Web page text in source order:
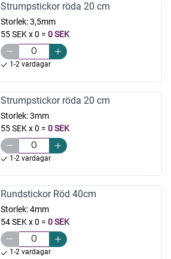
Strumpstickor röda 20 cm
Storlek:3,5mm
55 SEK x 0 = 0 SEK
1-2 vardagar
Strumpstickor röda 20 cm
Storlek:3mm
55 SEK x 0 = 0 SEK
1-2 vardagar
Rundstickor Röd 40cm
Storlek:4mm
54 SEK x 0 = 0 SEK
1-2 vardagar